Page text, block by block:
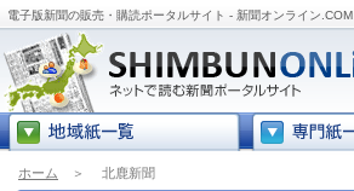
電子版新聞の販売・購読ポータルサイト - 新聞オンライン.COM
ホーム ＞ 北鹿新聞